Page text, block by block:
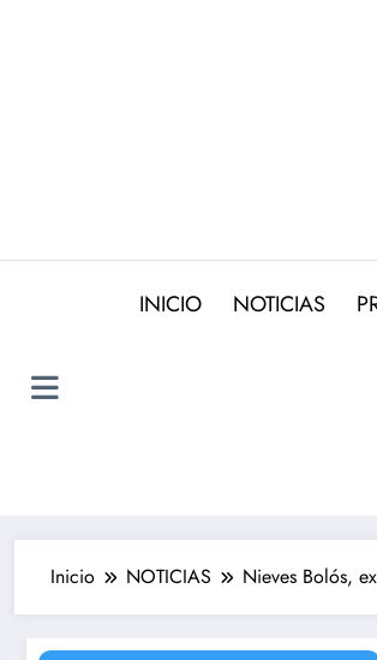
INICIO NOTICIAS
Inicio NOTICIAS Nieves Bolós,